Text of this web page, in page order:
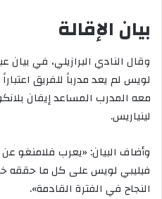
بيان الإقالة
وقال النادي البرازيلي، في بيان
لويس لم يعد مدرباً للفريق
معه المدرب المساعد إيفان
لينياريس.
وأضاف البيان: «يعرب فلامنغو
فيليبي لويس على كل ما حققه
النجاح في الفترة القادمة».